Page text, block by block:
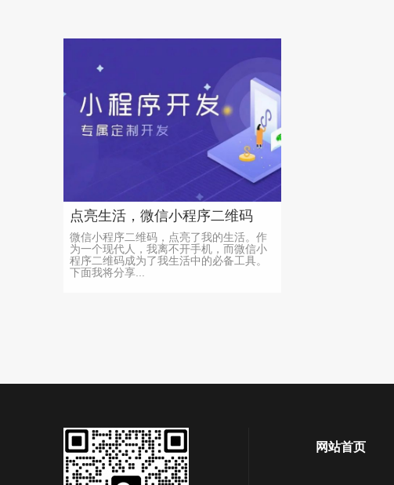
点亮生活，微信小程序二维码
微信小程序二维码，点亮了我的生活。作
为一个现代人，我离不开手机，而微信小
程序二维码成为了我生活中的必备工具。
下面我将分享...
网站首页